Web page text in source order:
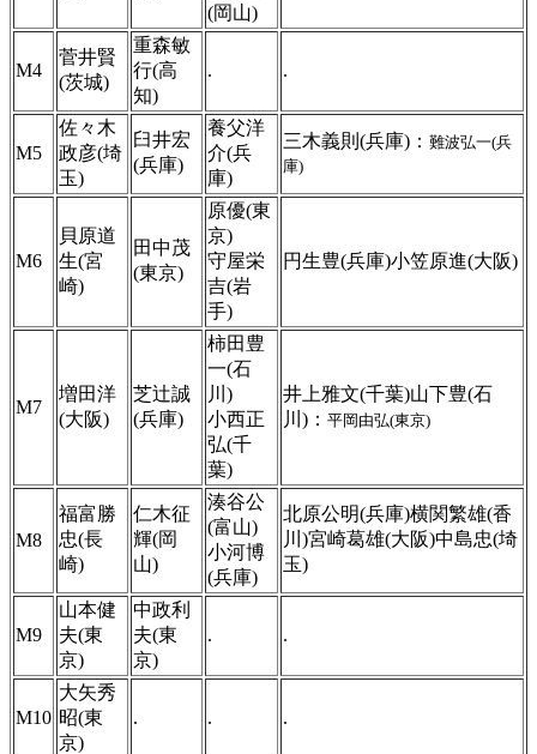
(岡山)
M4
菅井賢
(茨城)
重森敏
行(高
知)
. .
M5
佐々木
政彦(埼
玉)
臼井宏
(兵庫)
養父洋
介(兵
庫)
三木義則(兵庫)： 難波弘一(兵
庫)
M6
貝原道
生(宮
崎)
田中茂
(東京)
原優(東
京)
守屋栄
吉(岩
手)
円生豊(兵庫)小笠原進(大阪)
M7
増田洋
(大阪)
芝辻誠
(兵庫)
柿田豊
一(石
川)
小西正
弘(千
葉)
井上雅文(千葉)山下豊(石
川)： 平岡由弘(東京)
M8
福富勝
忠(長
崎)
仁木征
輝(岡
山)
湊谷公
(富山)
小河博
(兵庫)
北原公明(兵庫)横関繁雄(香
川)宮崎葛雄(大阪)中島忠(埼
玉)
M9
山本健
夫(東
京)
中政利
夫(東
京)
. .
M10
大矢秀
昭(東
京)
. . .